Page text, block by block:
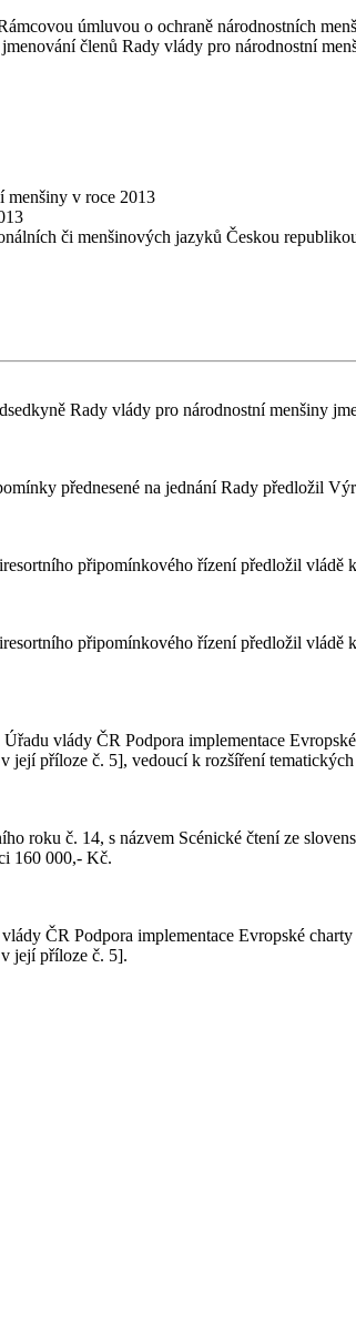
úmluvou o ochraně národnostních
členů Rady vlády pro národnostní
menšiny v roce 2013
či menšinových jazyků Českou
Rady vlády pro národnostní menšiny
přednesené na jednání Rady předložil
připomínkového řízení předložil
připomínkového řízení předložil
vlády ČR Podpora implementace
její příloze č. 5], vedoucí k rozšíření
roku č. 14, s názvem Scénické čtení ze
160 000,- Kč.
ČR Podpora implementace Evropské
její příloze č. 5].